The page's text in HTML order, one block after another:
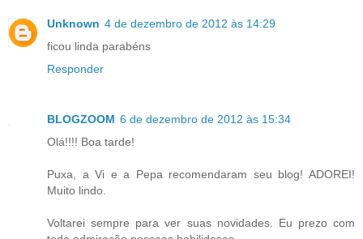
Unknown 4 de dezembro de 2012 às 14:29
ficou linda parabéns
Responder
BLOGZOOM 6 de dezembro de 2012 às 15:34
Olá!!!! Boa tarde!
Puxa, a Vi e a Pepa recomendaram seu blog! ADOREI!
Muito lindo.
Voltarei sempre para ver suas novidades. Eu prezo com